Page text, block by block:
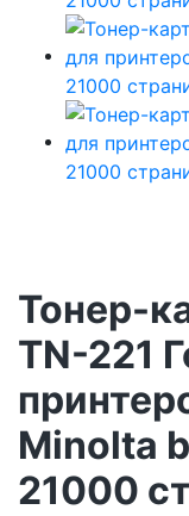
Тонер-
TN-221
Minolta
21000